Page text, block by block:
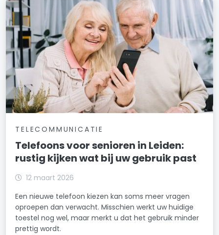
TELECOMMUNICATIE
Telefoons voor senioren in Leiden:
rustig kijken wat bij uw gebruik past
12 maart 2026
Een nieuwe telefoon kiezen kan soms meer vragen
oproepen dan verwacht. Misschien werkt uw huidige
toestel nog wel, maar merkt u dat het gebruik minder
prettig wordt.